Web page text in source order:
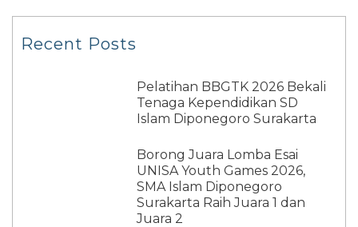
Recent Posts
Pelatihan BBGTK 2026 Bekali
Tenaga Kependidikan SD
Islam Diponegoro Surakarta
Borong Juara Lomba Esai
UNISA Youth Games 2026,
SMA Islam Diponegoro
Surakarta Raih Juara 1 dan
Juara 2